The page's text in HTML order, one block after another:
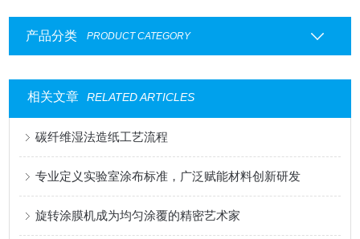
产品分类 PRODUCT CATEGORY
相关文章 RELATED ARTICLES
碳纤维湿法造纸工艺流程
专业定义实验室涂布标准，广泛赋能材料创新研发
旋转涂膜机成为均匀涂覆的精密艺术家